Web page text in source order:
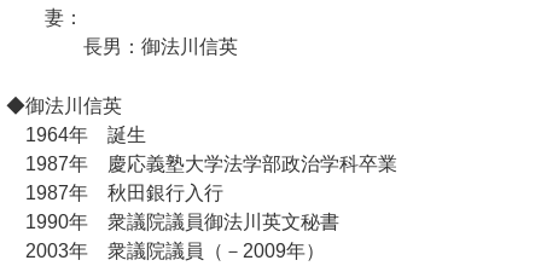
妻：
長男：御法川信英
◆御法川信英
1964年 誕生
1987年 慶応義塾大学法学部政治学科卒業
1987年 秋田銀行入行
1990年 衆議院議員御法川英文秘書
2003年 衆議院議員（－2009年）